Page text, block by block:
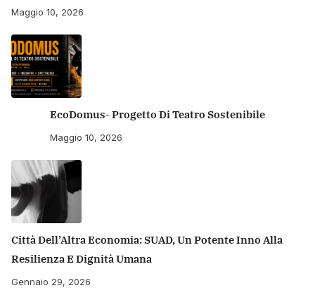
Recitazione A Roma
Maggio 10, 2026
EcoDomus- Progetto Di Teatro Sostenibile
Maggio 10, 2026
Città Dell’Altra Economia: SUAD, Un Potente Inno Alla
Resilienza E Dignità Umana
Gennaio 29, 2026